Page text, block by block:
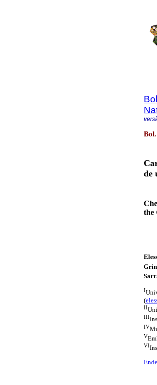
de
the
I
(
II
III
IV
V
VI